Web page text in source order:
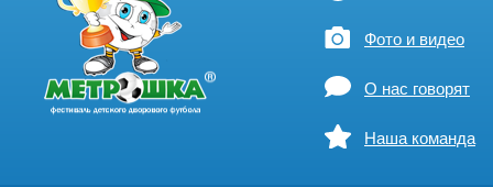
Фото и видео
О нас говорят
Наша команда